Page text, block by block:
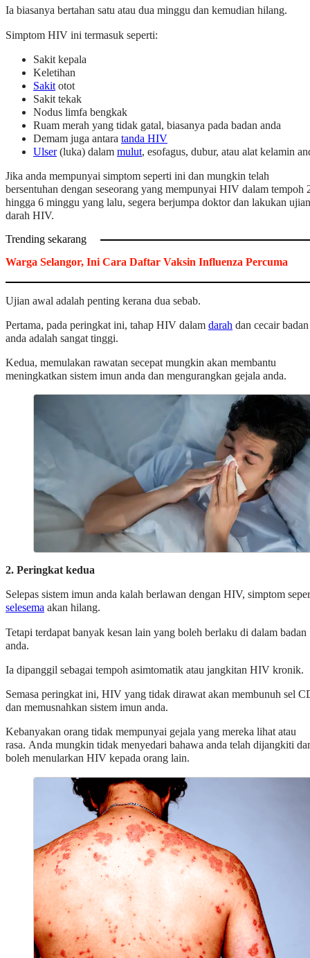
Ia biasanya bertahan satu atau dua minggu dan kemudian hilang.
Simptom HIV ini termasuk seperti:
Sakit kepala
Keletihan
Sakitotot
Sakit tekak
Nodus limfa bengkak
Ruam merah yang tidak gatal, biasanya pada badan anda
Demam juga antara tanda HIV
Ulser(luka) dalam mulut, esofagus, dubur, atau alat kelamin
Jika anda mempunyai simptom seperti ini dan mungkin telah
bersentuhan dengan seseorang yang mempunyai HIV dalam tempoh
hingga 6 minggu yang lalu, segera berjumpa doktor dan lakukan ujian
darah HIV.
Trending sekarang
Warga Selangor, Ini Cara Daftar Vaksin Influenza Percuma
Ujian awal adalah penting kerana dua sebab.
Pertama, pada peringkat ini, tahap HIV dalam darah dan cecair badan
anda adalah sangat tinggi.
Kedua, memulakan rawatan secepat mungkin akan membantu
meningkatkan sistem imun anda dan mengurangkan gejala anda.
2. Peringkat kedua
Selepas sistem imun anda kalah berlawan dengan HIV, simptom
selesema akan hilang.
Tetapi terdapat banyak kesan lain yang boleh berlaku di dalam badan
anda.
Ia dipanggil sebagai tempoh asimtomatik atau jangkitan HIV kronik.
Semasa peringkat ini, HIV yang tidak dirawat akan membunuh sel
dan memusnahkan sistem imun anda.
Kebanyakan orang tidak mempunyai gejala yang mereka lihat atau
rasa. Anda mungkin tidak menyedari bahawa anda telah dijangkiti
boleh menularkan HIV kepada orang lain.